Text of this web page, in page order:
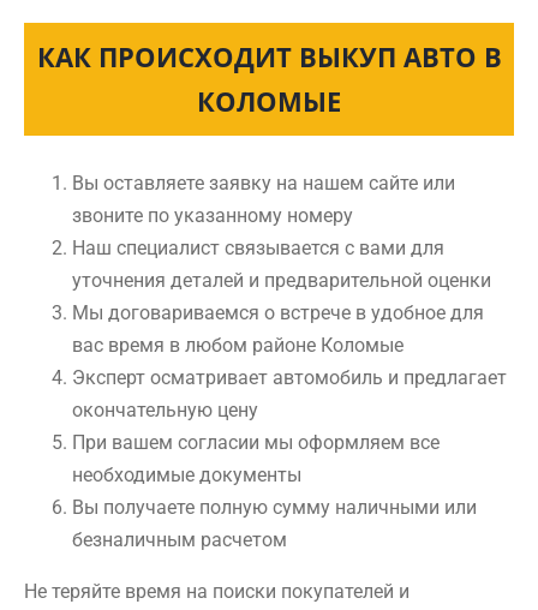
КАК ПРОИСХОДИТ ВЫКУП АВТО В
КОЛОМЫЕ
Вы оставляете заявку на нашем сайте или
звоните по указанному номеру
Наш специалист связывается с вами для
уточнения деталей и предварительной оценки
Мы договариваемся о встрече в удобное для
вас время в любом районе Коломые
Эксперт осматривает автомобиль и предлагает
окончательную цену
При вашем согласии мы оформляем все
необходимые документы
Вы получаете полную сумму наличными или
безналичным расчетом
Не теряйте время на поиски покупателей и